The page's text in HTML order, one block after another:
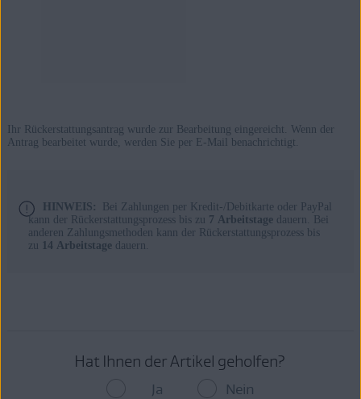
Ihr Rückerstattungsantrag wurde zur Bearbeitung eingereicht. Wenn der
Antrag bearbeitet wurde, werden Sie per E-Mail benachrichtigt.
HINWEIS:
Bei Zahlungen per Kredit-/Debitkarte oder PayPal
kann der Rückerstattungsprozess bis zu 7 Arbeitstagedauern. Bei
anderen Zahlungsmethoden kann der Rückerstattungsprozess bis
zu
14 Arbeitstagedauern.
Hat Ihnen der Artikel geholfen?
Ja Nein